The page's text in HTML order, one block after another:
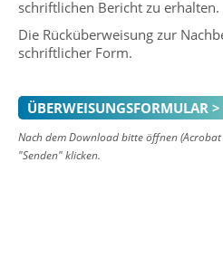
schriftlichen Bericht zu erhalten.
Die Rücküberweisung zur
schriftlicher Form.
ÜBERWEISUNGSFORMULAR >
Nach dem Download bitte öffnen
"Senden" klicken.